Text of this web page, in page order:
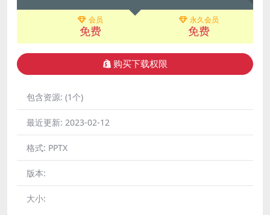
会员
免费
永久会员
免费
购买下载权限
包含资源: (1个)
最近更新: 2023-02-12
格式: PPTX
版本:
大小: